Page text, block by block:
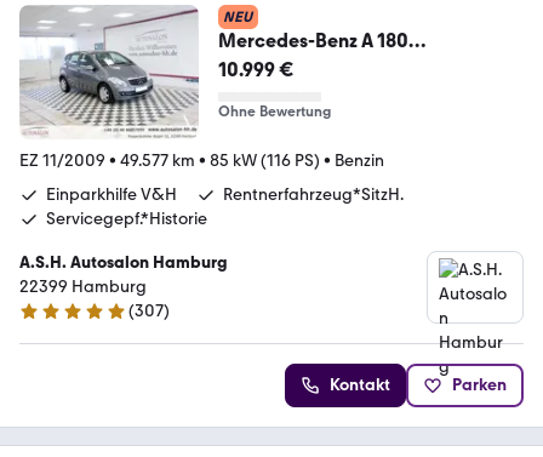
NEU
Mercedes-Benz A 180
Autotronic*2Vorb.Rentner*Servic
10.999 €
Ohne Bewertung
EZ 11/2009 • 49.577 km • 85 kW (116 PS) • Benzin
Einparkhilfe V&H
Rentnerfahrzeug*SitzH.
Servicegepf.*Historie
A.S.H. Autosalon Hamburg
22399 Hamburg
4.9 Sterne
(307)
Kontakt Parken